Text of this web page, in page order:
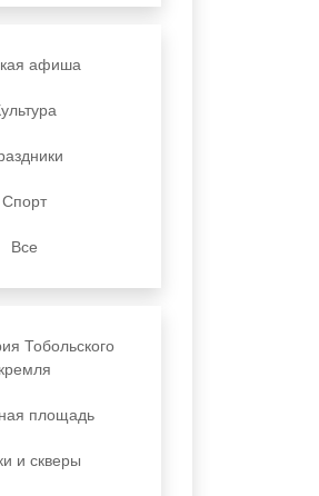
афиша
Спорт
Все
Тобольского
кремля
площадь
и скверы